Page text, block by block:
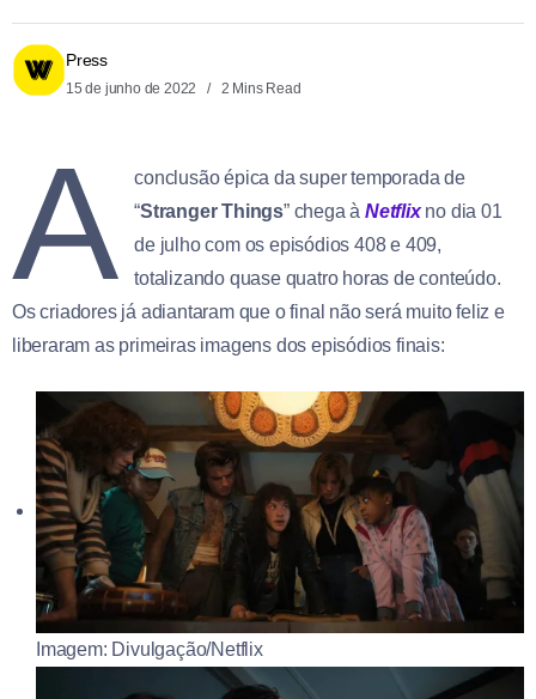
Press
15 de junho de 2022 2 Mins Read
A
conclusão épica da super temporada de
“Stranger Things” chega àNetflixno dia 01
de julho com os episódios 408 e 409,
totalizando quase quatro horas de conteúdo.
Os criadores já adiantaram que o final não será muito feliz e
liberaram as primeiras imagens dos episódios finais:
Imagem: Divulgação/Netflix